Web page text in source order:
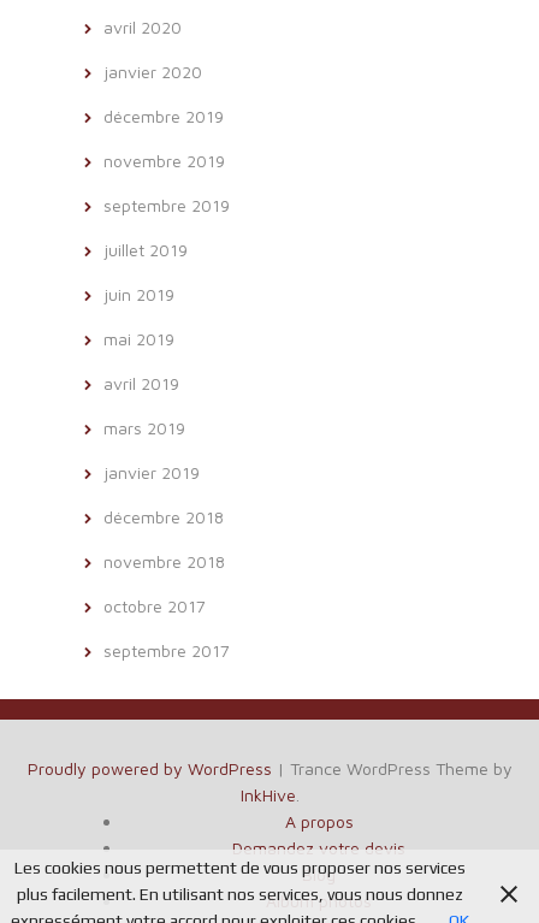
avril 2020
janvier 2020
décembre 2019
novembre 2019
septembre 2019
juillet 2019
juin 2019
mai 2019
avril 2019
mars 2019
janvier 2019
décembre 2018
novembre 2018
octobre 2017
septembre 2017
Proudly powered by WordPress | Trance WordPress Theme by
InkHive
A propos
Demandez votre devis
Blog
Album photos
Les cookies nous permettent de vous proposer nos services
plus facilement. En utilisant nos services, vous nous donnez